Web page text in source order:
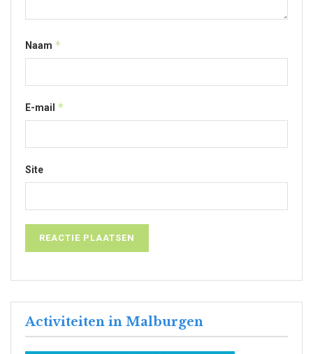
Naam *
E-mail *
Site
Activiteiten in Malburgen